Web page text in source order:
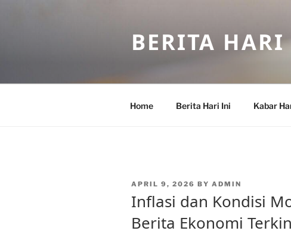
BERITA
Home Berita Hari Ini Kabar
POSTED
APRIL 9, 2026 BY ADMIN
Inflasi dan Kondisi
Berita Ekonomi